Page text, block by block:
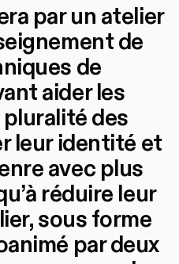
par un atelier
de
de
aider les
des
leur identité et
avec plus
réduire leur
sous forme
par deux